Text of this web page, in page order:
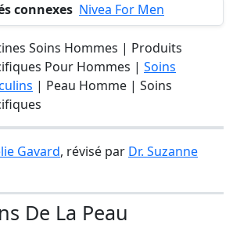
connexes Nivea For Men
Soins Hommes | Produits
Pour Hommes | Soins
| Peau Homme | Soins
Gavard, révisé par Dr. Suzanne
De La Peau